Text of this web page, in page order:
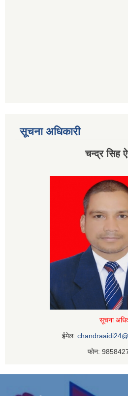
सूचना अधिकारी
चन्द्र सिह
सूचना
ईमेल:
फोन: